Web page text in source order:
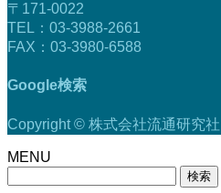
〒171-0022
TEL：03-3988-2661
FAX：03-3980-6588
Google検索
Copyright © 株式会社流通研究
MENU